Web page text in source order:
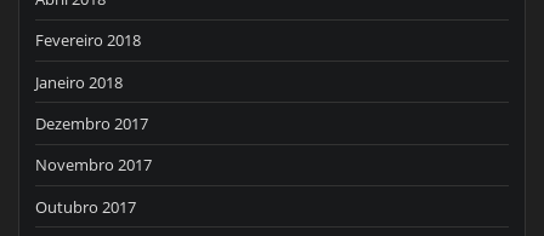
Fevereiro 2018
Janeiro 2018
Dezembro 2017
Novembro 2017
Outubro 2017